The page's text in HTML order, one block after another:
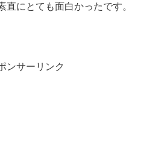
直にとても面白かったです。
ンサーリンク